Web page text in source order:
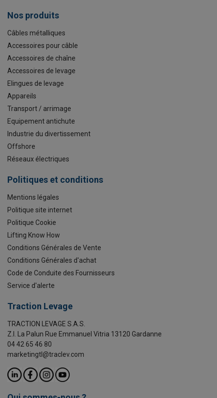
Nos produits
Câbles métalliques
Accessoires pour câble
Accessoires de chaîne
Accessoires de levage
Elingues de levage
Appareils
Transport / arrimage
Equipement antichute
Industrie du divertissement
Offshore
Réseaux électriques
Politiques et conditions
Mentions légales
Politique site internet
Politique Cookie
Lifting Know How
Conditions Générales de Vente
Conditions Générales d'achat
Code de Conduite des Fournisseurs
Service d'alerte
Traction Levage
TRACTION LEVAGE S.A.S.
Z.I. La Palun Rue Emmanuel Vitria 13120 Gardanne
04 42 65 46 80
marketingtl@traclev.com